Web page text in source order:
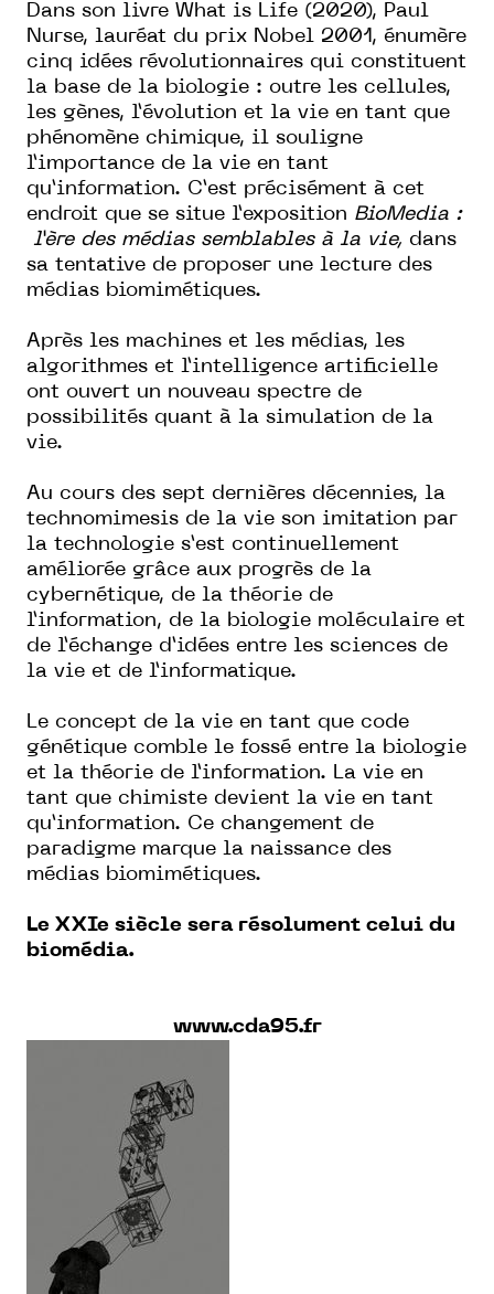
Dans son livre What is Life (2020), Paul
Nurse, lauréat du prix Nobel 2001, énumère
cinq idées révolutionnaires qui constituent
la base de la biologie : outre les cellules,
les gènes, l’évolution et la vie en tant que
phénomène chimique, il souligne
l’importance de la vie en tant
qu’information. C’est précisément à cet
endroit que se situe l’exposition BioMedia :
l’ère des médias semblables à la vie, dans
sa tentative de proposer une lecture des
médias biomimétiques.
Après les machines et les médias, les
algorithmes et l’intelligence artificielle
ont ouvert un nouveau spectre de
possibilités quant à la simulation de la
vie.
Au cours des sept dernières décennies, la
technomimesis de la vie son imitation par
la technologie s’est continuellement
améliorée grâce aux progrès de la
cybernétique, de la théorie de
l’information, de la biologie moléculaire et
de l’échange d’idées entre les sciences de
la vie et de l’informatique.
Le concept de la vie en tant que code
génétique comble le fossé entre la biologie
et la théorie de l’information. La vie en
tant que chimiste devient la vie en tant
qu’information. Ce changement de
paradigme marque la naissance des
médias biomimétiques.
Le XXIe siècle sera résolument celui du
biomédia.
www.cda95.fr